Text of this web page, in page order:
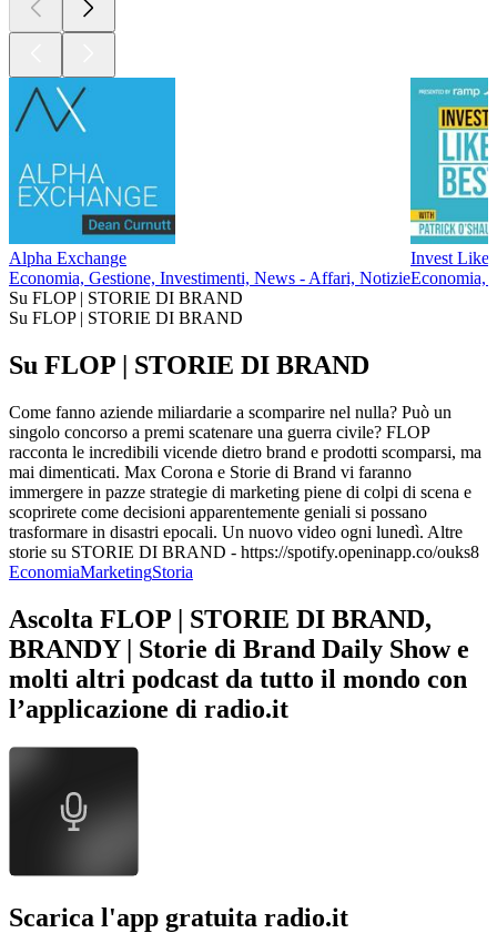
Alpha Exchange
Economia, Gestione, Investimenti, News - Affari, Notizie
Invest Like
Economia,
Su FLOP | STORIE DI BRAND
Su FLOP | STORIE DI BRAND
Su FLOP | STORIE DI BRAND
Come fanno aziende miliardarie a scomparire nel nulla? Può un
singolo concorso a premi scatenare una guerra civile? FLOP
racconta le incredibili vicende dietro brand e prodotti scomparsi, ma
mai dimenticati. Max Corona e Storie di Brand vi faranno
immergere in pazze strategie di marketing piene di colpi di scena e
scoprirete come decisioni apparentemente geniali si possano
trasformare in disastri epocali. Un nuovo video ogni lunedì. Altre
storie su STORIE DI BRAND - https://spotify.openinapp.co/ouks8
EconomiaMarketingStoria
Ascolta FLOP | STORIE DI BRAND,
BRANDY | Storie di Brand Daily Show e
molti altri podcast da tutto il mondo con
l’applicazione di radio.it
Scarica l'app gratuita radio.it